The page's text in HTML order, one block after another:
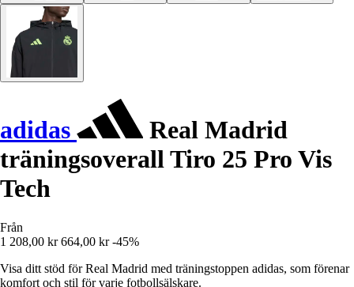
adidas
Real Madrid
träningsoverall Tiro 25 Pro Vis
Tech
Från
1 208,00 kr 664,00 kr -45%
Visa ditt stöd för Real Madrid med träningstoppen adidas, som förenar
komfort och stil för varje fotbollsälskare.